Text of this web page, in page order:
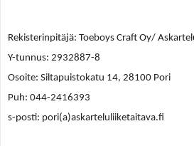
Rekisterinpitäjä: Toeboys Craft Oy/
Y-tunnus: 2932887-8
Osoite: Siltapuistokatu 14, 28100 Pori
Puh: 044-2416393
s-posti: pori(a)askarteluliiketaitava.fi